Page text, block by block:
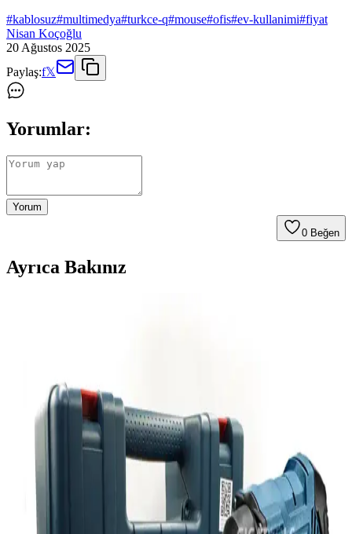
#kablosuz#multimedya#turkce-q#mouse#ofis#ev-kullanimi#fiyat
Nisan Koçoğlu
20 Ağustos 2025
Paylaş:f𝕏
Yorumlar:
Yorum
0 Beğen
Ayrıca Bakınız
sayesinde nadiren gerçekleşir. Basit ayarlarla riskler azaltılabilir.
TP-Link'in Wi-Fi 8 Teknolojisi Denemeleri ve 2028'e
Kadar Beklenen Yaygınlaşma
TP-Link, Wi-Fi 8 teknolojisinde başarılı denemeler gerçekleştirdi.
Bu teknoloji, düşük gecikme ve yüksek güvenilirlik sunmayı
hedefliyor ancak yaygınlaşması 2028'e kadar sürecek. Altyapı ve
maliyet önemli faktörler.